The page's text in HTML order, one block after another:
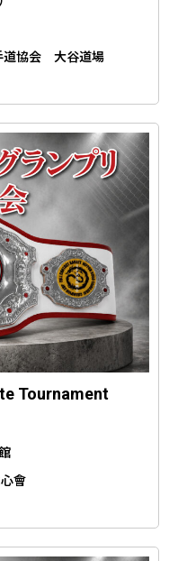
道協会 大谷道場
Tournament
會